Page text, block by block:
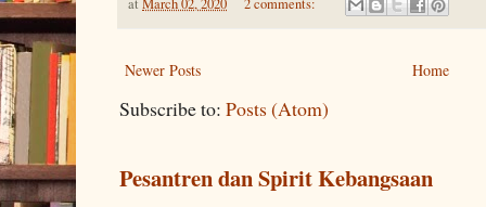
at March 02, 2020 2 comments:
Newer Posts Home
Subscribe to: Posts (Atom)
Pesantren dan Spirit Kebangsaan